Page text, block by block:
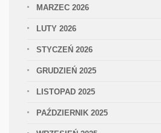
MARZEC 2026
LUTY 2026
STYCZEŃ 2026
GRUDZIEŃ 2025
LISTOPAD 2025
PAŹDZIERNIK 2025